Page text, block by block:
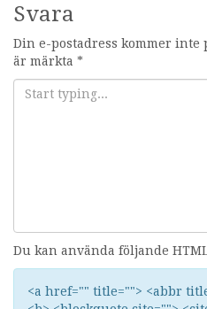
Svara
Din e-postadress kommer inte
är märkta *
Du kan använda följande
<a href="" title=""> <abbr